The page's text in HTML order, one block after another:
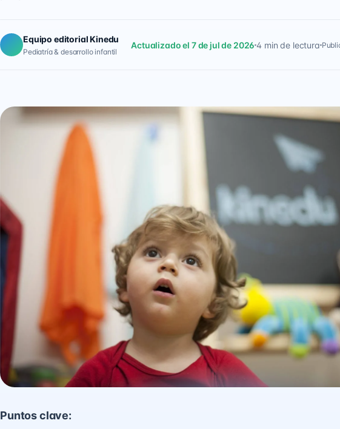
Equipo editorial Kinedu
Pediatría & desarrollo infantil
Actualizado el 7 de jul de 20264 min de lectura
Puntos clave: